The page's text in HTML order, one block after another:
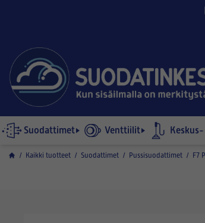
Suodattimet Venttiilit
/ Kaikki tuotteet / Suodattimet / Pussisuodattimet / F7